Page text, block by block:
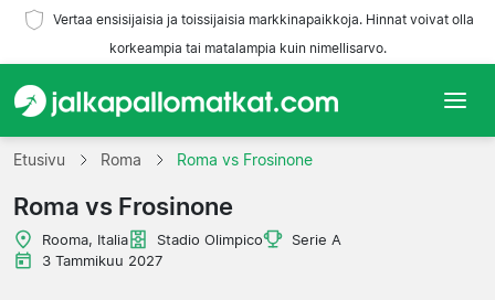
Vertaa ensisijaisia ja toissijaisia markkinapaikkoja. Hinnat voivat olla
korkeampia tai matalampia kuin nimellisarvo.
Etusivu
Joukkueet
Liigat
Etusivu Roma Roma vs Frosinone
Roma vs Frosinone
Rooma, Italia Stadio Olimpico
Serie A
3 Tammikuu 2027